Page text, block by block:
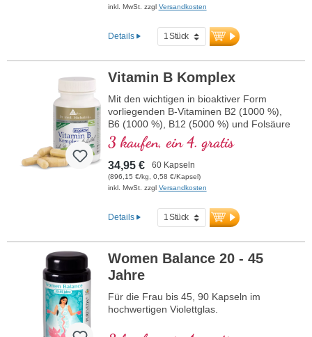
inkl. MwSt. zzgl Versandkosten
Details
Vitamin B Komplex
Mit den wichtigen in bioaktiver Form
vorliegenden B-Vitaminen B2 (1000 %),
B6 (1000 %), B12 (5000 %) und Folsäure
(400 %) sowie allen anderen B-Vitaminen.
Mit Methylcobalamin und
Adenosylcobalamin.
3 kaufen, ein 4. gratis
34,95 € 60 Kapseln
(896,15 €/kg, 0,58 €/Kapsel)
inkl. MwSt. zzgl Versandkosten
Details
Women Balance 20 - 45
Jahre
Für die Frau bis 45, 90 Kapseln im
hochwertigen Violettglas.